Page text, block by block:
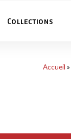
Collections
Accueil »